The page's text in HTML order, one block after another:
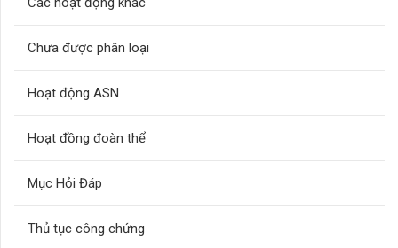
Chưa được phân loại
Hoạt động ASN
Hoạt đồng đoàn thể
Mục Hỏi Đáp
Thủ tục công chứng